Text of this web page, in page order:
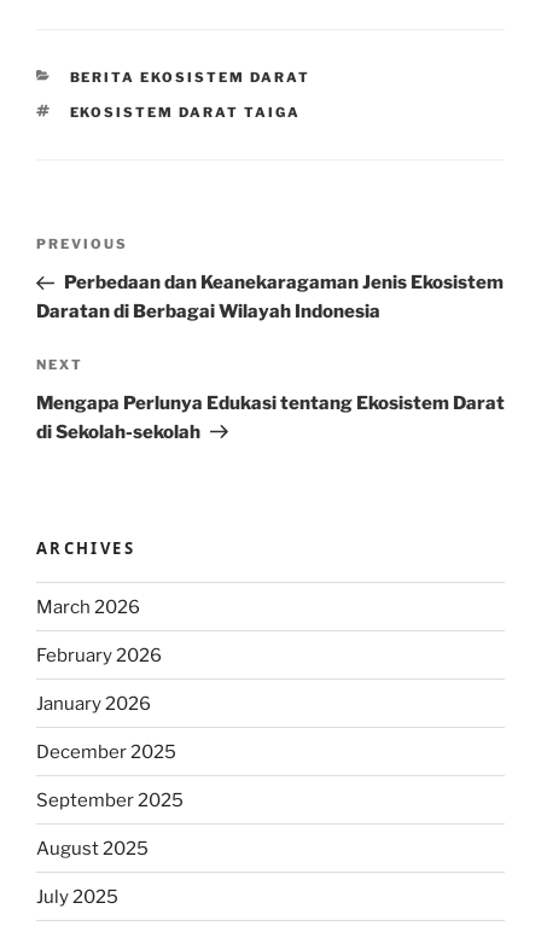
CATEGORIES
BERITA EKOSISTEM DARAT
TAGS
EKOSISTEM DARAT TAIGA
Previous
Post
PREVIOUS
Perbedaan dan Keanekaragaman Jenis Ekosistem
Daratan di Berbagai Wilayah Indonesia
Next
Post
NEXT
Mengapa Perlunya Edukasi tentang Ekosistem Darat
di Sekolah-sekolah
ARCHIVES
March 2026
February 2026
January 2026
December 2025
September 2025
August 2025
July 2025